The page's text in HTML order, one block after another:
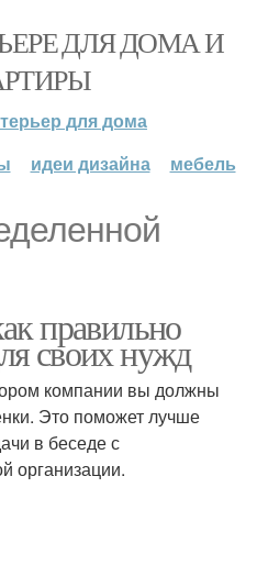
ДЛЯ ДОМА И
для дома
идеи дизайна мебель
правильно
своих нужд
компании вы должны
Это поможет лучше
в беседе с
организации.